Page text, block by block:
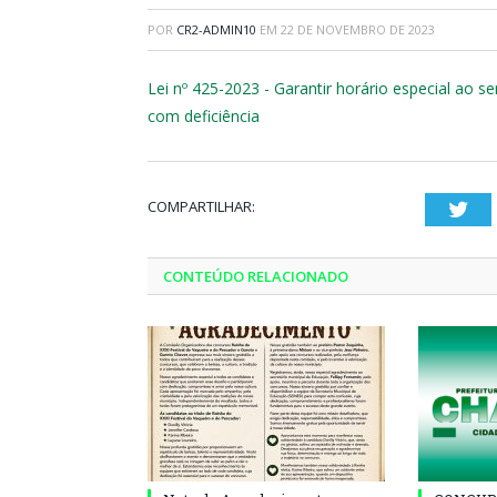
POR CR2-ADMIN10 EM 22 DE NOVEMBRO DE 2023
Lei nº 425-2023 - Garantir horário especial ao
com deficiência
COMPARTILHAR:
CONTEÚDO RELACIONADO